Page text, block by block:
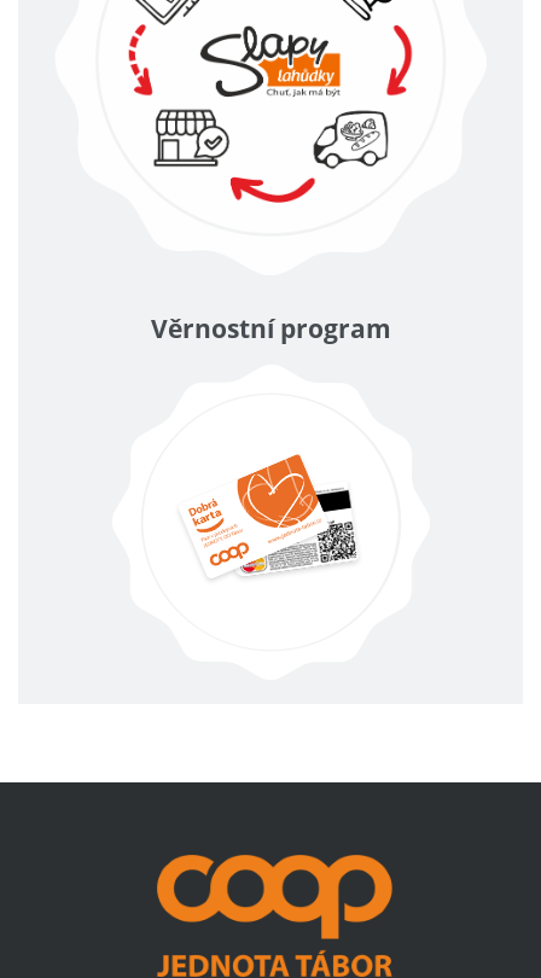
Věrnostní program